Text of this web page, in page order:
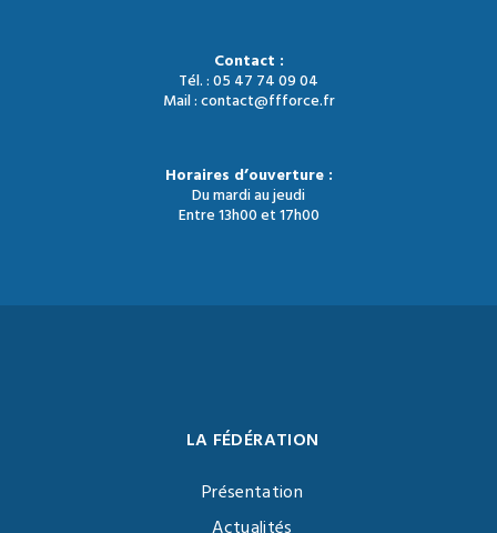
Contact :
Tél. : 05 47 74 09 04
Mail : contact@ffforce.fr
Horaires d’ouverture :
Du mardi au jeudi
Entre 13h00 et 17h00
LA FÉDÉRATION
Présentation
Actualités